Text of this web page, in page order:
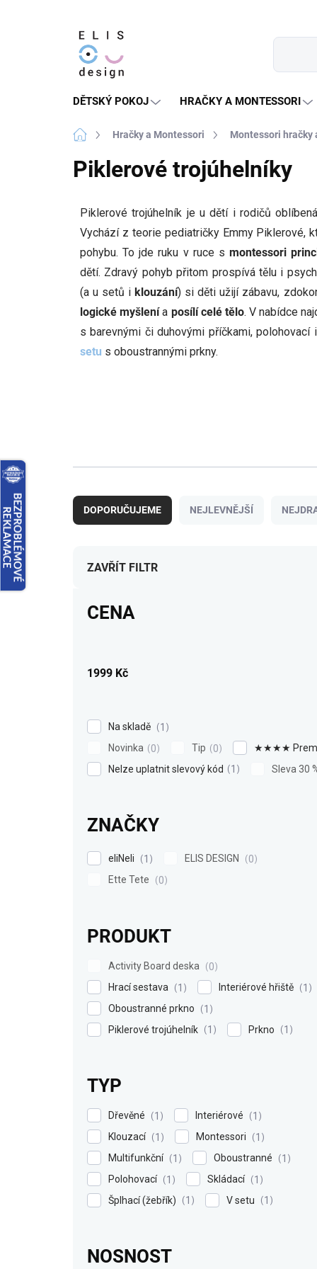
DĚTSKÝ POKOJ HRAČKY A MONTESSORI
Domů Hračky a Montessori Montessori hračky
Piklerové trojúhelníky
Piklerové trojúhelník je u dětí i rodičů
Vychází z teorie pediatričky Emmy Piklerové,
pohybu. To jde ruku v ruce s montessori
dětí. Zdravý pohyb přitom prospívá tělu i
(a u setů iklouzání) si děti užijí zábavu,
logické myšlenía posílí celé tělo. V nabídce
s barevnými či duhovými příčkami,
setu s oboustrannými prkny.
a
z
DOPORUČUJEME NEJLEVNĚJŠÍ
ZAVŘÍT FILTR
CENA
1999 Kč
Na skladě
1
Novinka
0 Tip 0 ★★★★
Nelze uplatnit slevový kód
1 Sleva 30
ZNAČKY
eliNeli 1 ELIS DESIGN
0
Ette Tete
0
PRODUKT
Activity Board deska
0
Hrací sestava
1 Interiérové hřiště
1
Oboustranné prkno
1
Piklerové trojúhelník
1 Prkno 1
TYP
Dřevěné 1 Interiérové
1
Klouzací
1 Montessori
1
Multifunkční
1 Oboustranné
1
Polohovací
1 Skládací
1
Šplhací (žebřík)
1 V setu 1
NOSNOST